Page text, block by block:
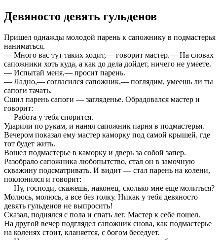
Девяносто девять гульденов
Пришел однажды молодой парень к сапожнику в подмастерья
наниматься.
— Много вас тут таких ходит,— говорит мастер.— На словах
сапожники хоть куда, а как до дела дойдет, ничего не умеете.
— Испытай меня,— просит парень.
— Ладно,— согласился сапожник,— поглядим, умеешь ли ты
сапоги тачать.
Сшил парень сапоги — загляденье. Обрадовался мастер и
говорит:
— Работа у тебя спорится.
Ударили по рукам, и нанял сапожник парня в подмастерья.
Вечером показал ему мастер каморку под самой крышей, где
тот будет жить.
Вошел подмастерье в каморку и дверь за собой запер.
Разобрало сапожника любопытство, стал он в замочную
скважину подсматривать. И видит — стал парень на колени,
поклонился и говорит:
— Ну, господи, скажешь, наконец, сколько мне еще молиться?
Молюсь, молюсь, а все без толку. Никак у тебя девяносто
девять гульденов не выпросить!
Сказал, поднялся с пола и спать лег. Мастер к себе пошел.
На другой вечер подглядел сапожник снова, как подмастерье
на коленях стоит, кланяется, с богом беседует.